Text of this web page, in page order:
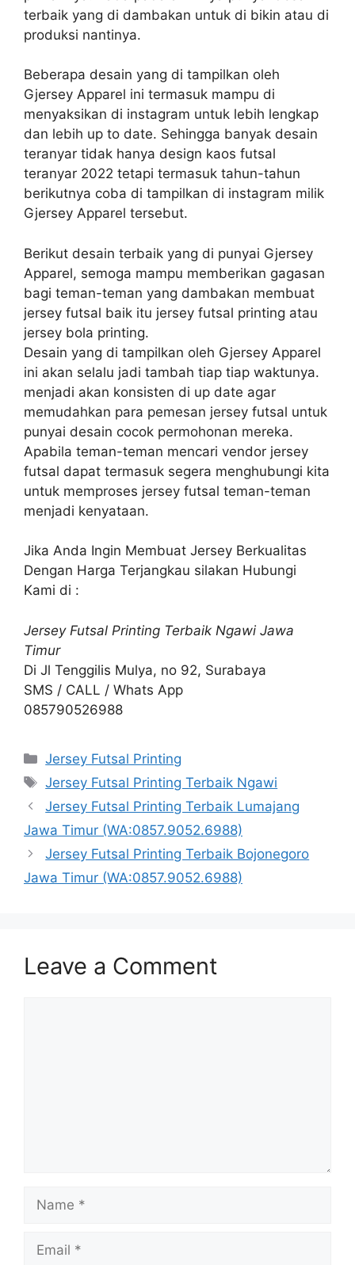
terbaik yang di dambakan untuk di bikin atau di
produksi nantinya.
Beberapa desain yang di tampilkan oleh
Gjersey Apparel ini termasuk mampu di
menyaksikan di instagram untuk lebih lengkap
dan lebih up to date. Sehingga banyak desain
teranyar tidak hanya design kaos futsal
teranyar 2022 tetapi termasuk tahun-tahun
berikutnya coba di tampilkan di instagram milik
Gjersey Apparel tersebut.
Berikut desain terbaik yang di punyai Gjersey
Apparel, semoga mampu memberikan gagasan
bagi teman-teman yang dambakan membuat
jersey futsal baik itu jersey futsal printing atau
jersey bola printing.
Desain yang di tampilkan oleh Gjersey Apparel
ini akan selalu jadi tambah tiap tiap waktunya.
menjadi akan konsisten di up date agar
memudahkan para pemesan jersey futsal untuk
punyai desain cocok permohonan mereka.
Apabila teman-teman mencari vendor jersey
futsal dapat termasuk segera menghubungi kita
untuk memproses jersey futsal teman-teman
menjadi kenyataan.
Jika Anda Ingin Membuat Jersey Berkualitas
Dengan Harga Terjangkau silakan Hubungi
Kami di :
Jersey Futsal Printing Terbaik Ngawi Jawa
Timur
Di Jl Tenggilis Mulya, no 92, Surabaya
SMS / CALL / Whats App
085790526988
Categories
Jersey Futsal Printing
Tags
Jersey Futsal Printing Terbaik Ngawi
Jersey Futsal Printing Terbaik Lumajang
Jawa Timur (WA:0857.9052.6988)
Jersey Futsal Printing Terbaik Bojonegoro
Jawa Timur (WA:0857.9052.6988)
Leave a Comment